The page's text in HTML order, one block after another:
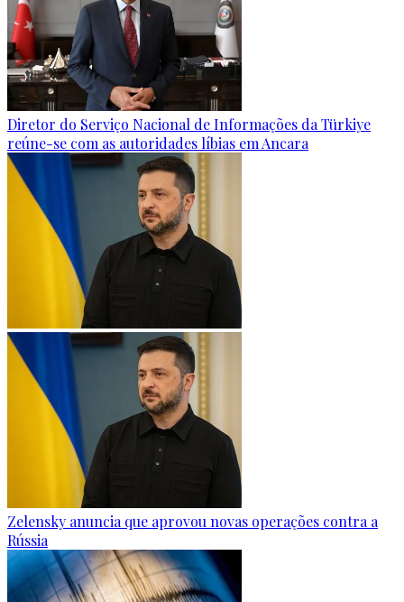
Diretor do Serviço Nacional de Informações da Türkiye
reúne-se com as autoridades líbias em Ancara
Zelensky anuncia que aprovou novas operações contra a
Rússia